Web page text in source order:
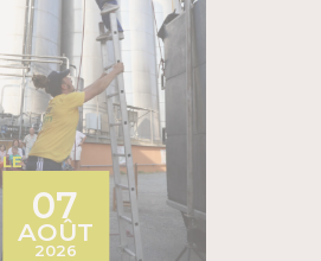
LE
07
AOÛT
2026